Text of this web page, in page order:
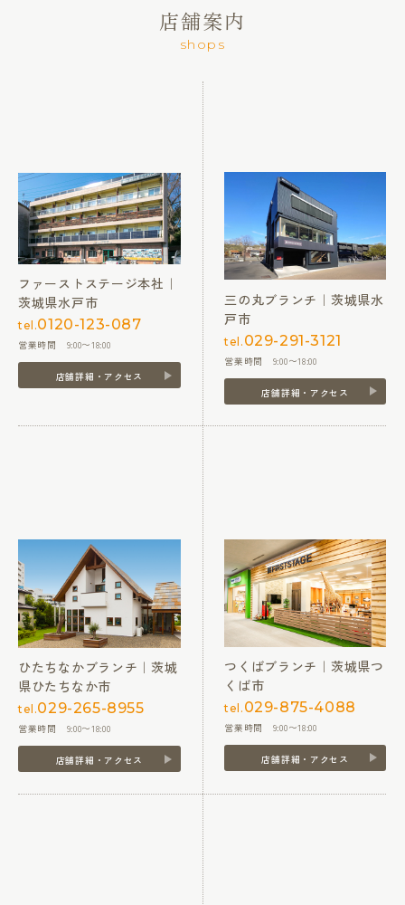
店舗案内
shops
ファーストステージ本社｜
茨城県水戸市
tel.0120-123-087
営業時間 9:00〜18:00
店舗詳細・アクセス
三の丸ブランチ｜茨城県水
戸市
tel. 029-291-3121
営業時間 9:00〜18:00
店舗詳細・アクセス
ひたちなかブランチ｜茨城
県ひたちなか市
tel.029-265-8955
営業時間 9:00〜18:00
店舗詳細・アクセス
つくばブランチ｜茨城県つ
くば市
tel. 029-875-4088
営業時間 9:00〜18:00
店舗詳細・アクセス